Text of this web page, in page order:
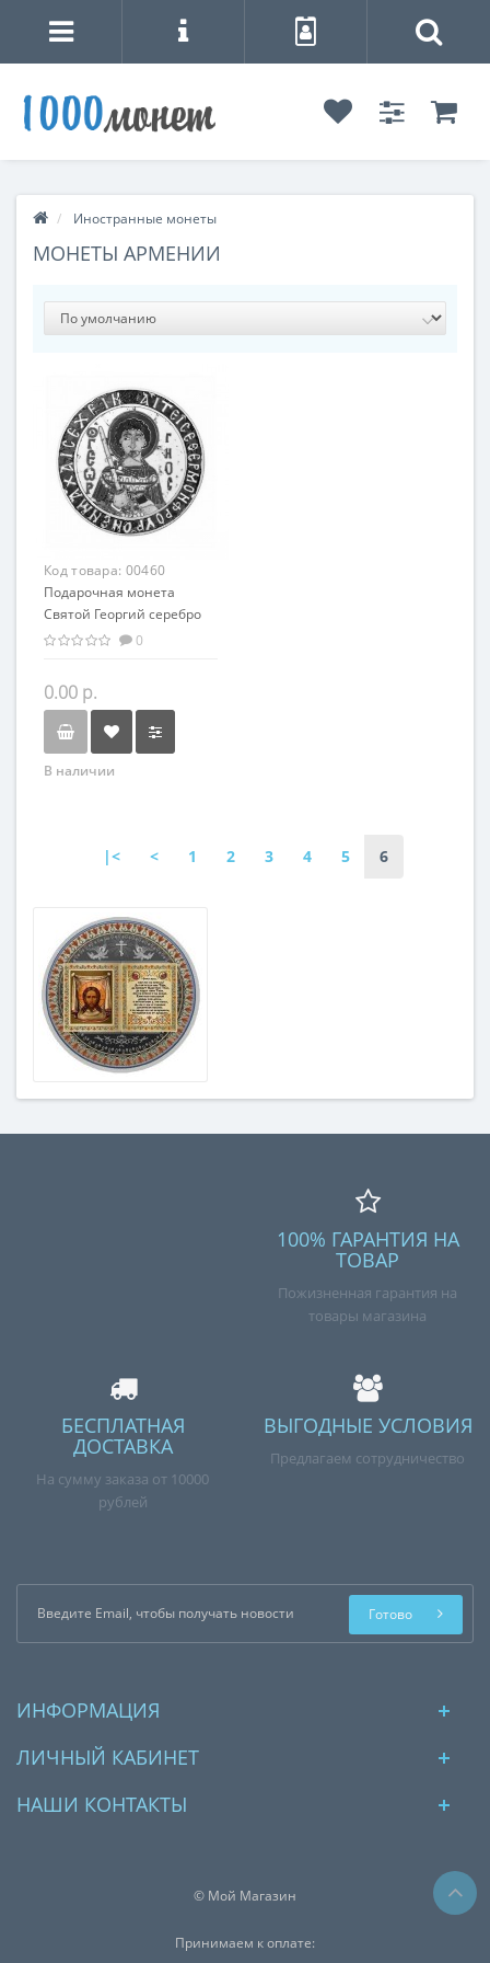
Иностранные монеты
МОНЕТЫ АРМЕНИИ
Код товара: 00460
Подарочная монета
Святой Георгий серебро
50.00 гр - из серии
Христианство
0
0.00 р.
В наличии
|< < 1 2 3 4 5 6
100% ГАРАНТИЯ НА
ТОВАР
Пожизненная гарантия на
товары магазина
БЕСПЛАТНАЯ
ДОСТАВКА
На сумму заказа от 10000
рублей
ВЫГОДНЫЕ УСЛОВИЯ
Предлагаем сотрудничество
Готово
ИНФОРМАЦИЯ
ЛИЧНЫЙ КАБИНЕТ
НАШИ КОНТАКТЫ
© Мой Магазин
Принимаем к оплате: